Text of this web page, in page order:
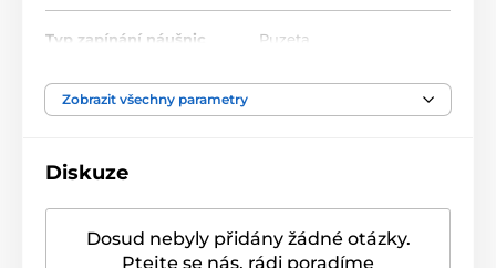
Typ zapínání náušnic Puzeta
Zobrazit všechny parametry
Diskuze
Dosud nebyly přidány žádné otázky.
Ptejte se nás, rádi poradíme